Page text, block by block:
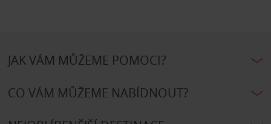
JAK VÁM MŮŽEME POMOCI?
CO VÁM MŮŽEME NABÍDNOUT?